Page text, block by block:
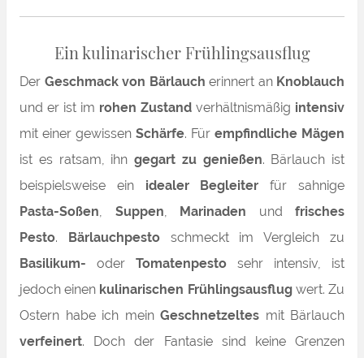
Ein kulinarischer Frühlingsausflug
Der Geschmack von Bärlauch erinnert an Knoblauch
und er ist im rohen Zustand verhältnismäßig intensiv
mit einer gewissen Schärfe. Für empfindliche Mägen
ist es ratsam, ihn gegart zu genießen. Bärlauch ist
beispielsweise ein idealer Begleiter für sahnige
Pasta-Soßen
Suppen Marinaden und frisches
Pesto. Bärlauchpestoschmeckt im Vergleich zu
Basilikum- oder Tomatenpesto sehr intensiv, ist
jedoch einen kulinarischen Frühlingsausflugwert. Zu
Ostern habe ich mein Geschnetzeltes mit Bärlauch
verfeinert. Doch der Fantasie sind keine Grenzen